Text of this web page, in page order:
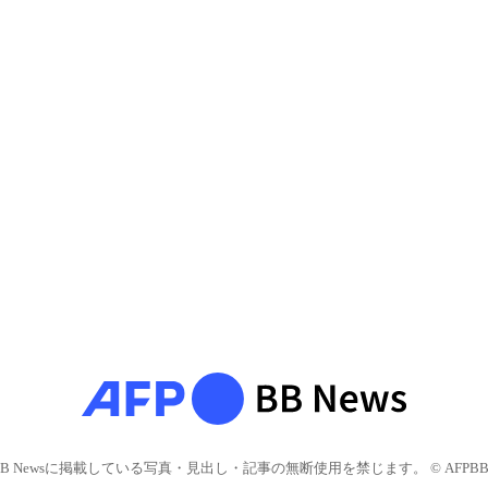
Newsに掲載している写真・見出し・記事の無断使用を禁じます。 © AFPBB